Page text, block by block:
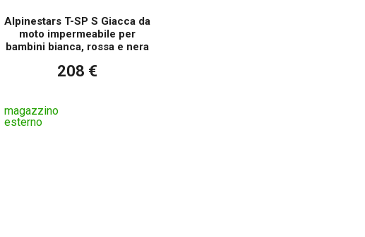
Alpinestars T-SP S Giacca da
moto impermeabile per
bambini bianca, rossa e nera
208 €
magazzino
esterno